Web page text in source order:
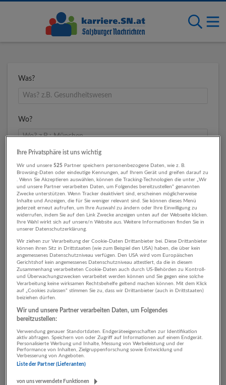
Was?
Wo?
2 Rechnungswesen,
Controlling Verkehr
Unternehmen
Ihre Privatsphäre ist uns wichtig
Wir und unsere525 Partner speichern personenbezogene Daten, wie z. B.
Browsing-Daten oder eindeutige Kennungen, auf Ihrem Gerät und greifen darauf zu
. Wenn Sie Akzeptieren auswählen, können die Tracking-Technologien die unter „Wir
und unsere Partner verarbeiten Daten, um Folgendes bereitzustellen“ genannten
Zwecke unterstützen. Wenn Tracker deaktiviert sind, erscheinen möglicherweise
Inhalte und Anzeigen, die für Sie weniger relevant sind. Sie können dieses Menü
jederzeit erneut aufrufen, um Ihre Auswahl zu ändern oder Ihre Einwilligung zu
widerrufen, indem Sie auf den Link Zwecke anzeigen unten auf der Webseite klicken.
Ihre Wahl wirkt sich auf unsere/n Website aus. Weitere Informationen finden Sie in
unserer Datenschutzerklärung.
Wir ziehen zur Verarbeitung der Cookie-Daten Drittanbieter bei. Diese Drittanbieter
können ihren Sitz in Drittstaaten (wie zum Beispiel den USA) haben, die über kein
angemessenes Datenschutzniveau verfügen. Den USA wird vom Europäischen
Gerichtshof kein angemessenes Datenschutzniveau attestiert, da die in diesem
Zusammenhang verarbeiteten Cookie-Daten auch durch US-Behörden zu Kontroll-
und Überwachungszwecken verarbeitet werden können und Sie gegen eine solche
Verarbeitung keine wirksamen Rechtsbehelfe geltend machen können. Mit dem Klick
auf „Cookies zulassen“ stimmen Sie zu, dass wir Drittanbieter (auch in Drittstaaten)
beiziehen dürfen.
Wir und unsere Partner verarbeiten Daten, um Folgendes
bereitzustellen:
Verwendung genauer Standortdaten. Endgeräteeigenschaften zur Identifikation
aktiv abfragen. Speichern von oder Zugriff auf Informationen auf einem Endgerät.
Personalisierte Werbung und Inhalte, Messung von Werbeleistung und der
Performance von Inhalten, Zielgruppenforschung sowie Entwicklung und
Verbesserung von Angeboten.
Liste der Partner (Lieferanten)
von uns verwendete Funktionen